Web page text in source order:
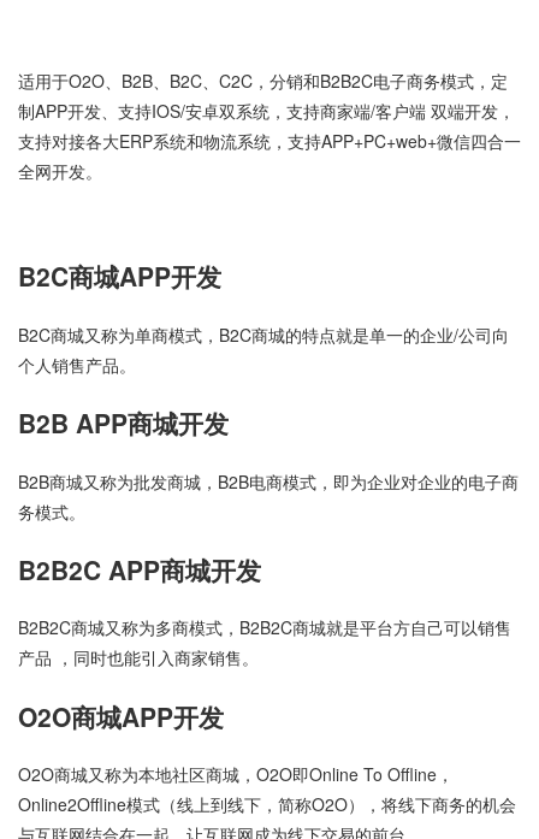
适用于O2O、B2B、B2C、C2C，分销和B2B2C电子商务模式，定
制APP开发、支持IOS/安卓双系统，支持商家端/客户端 双端开发，
支持对接各大ERP系统和物流系统，支持APP+PC+web+微信四合一
全网开发。
B2C商城APP开发
B2C商城又称为单商模式，B2C商城的特点就是单一的企业/公司向
个人销售产品。
B2B APP商城开发
B2B商城又称为批发商城，B2B电商模式，即为企业对企业的电子商
务模式。
B2B2C APP商城开发
B2B2C商城又称为多商模式，B2B2C商城就是平台方自己可以销售
产品 ，同时也能引入商家销售。
O2O商城APP开发
O2O商城又称为本地社区商城，O2O即Online To Offline，
Online2Offline模式（线上到线下，简称O2O），将线下商务的机会